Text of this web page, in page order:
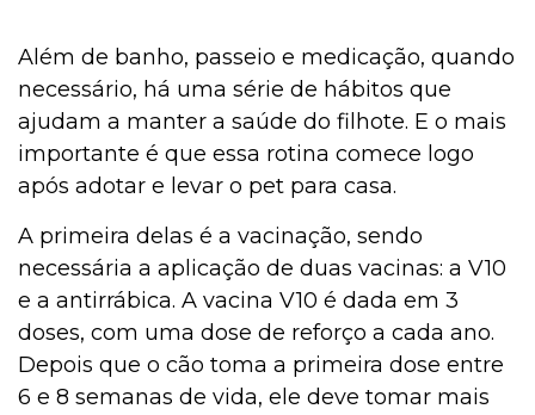
Além de banho, passeio e medicação, quando
necessário, há uma série de hábitos que
ajudam a manter a saúde do filhote. E o mais
importante é que essa rotina comece logo
após adotar e levar o pet para casa.
A primeira delas é a vacinação, sendo
necessária a aplicação de duas vacinas: a V10
e a antirrábica. A vacina V10 é dada em 3
doses, com uma dose de reforço a cada ano.
Depois que o cão toma a primeira dose entre
6 e 8 semanas de vida, ele deve tomar mais